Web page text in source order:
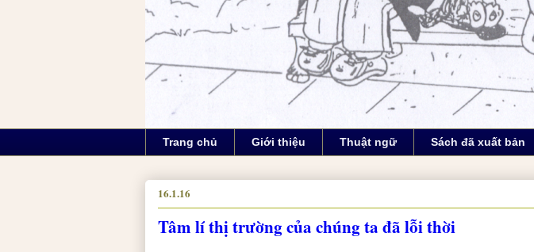
Trang chủ Giới thiệu Thuật ngữ Sách đã xuất bản
16.1.16
Tâm lí thị trường của chúng ta đã lỗi thời